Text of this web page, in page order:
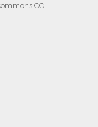
CC